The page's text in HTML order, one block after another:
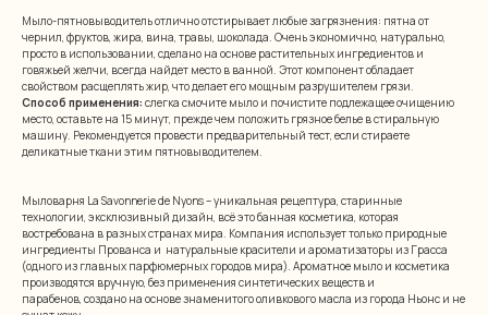
Мыло-пятновыводитель отлично отстирывает любые загрязнения: пятна от
чернил, фруктов, жира, вина, травы, шоколада. Очень экономично, натурально,
просто в использовании, сделано на основе растительных ингредиентов и
говяжьей желчи, всегда найдет место в ванной. Этот компонент обладает
свойством расщеплять жир, что делает его мощным разрушителем грязи.
Способ применения: слегка смочите мыло и почистите подлежащее очищению
место, оставьте на 15 минут, прежде чем положить грязное белье в стиральную
машину. Рекомендуется провести предварительный тест, если стираете
деликатные ткани этим пятновыводителем.
Мыловарня La Savonnerie de Nyons – уникальная рецептура, старинные
технологии, эксклюзивный дизайн, всё это банная косметика, которая
востребована в разных странах мира. Компания использует только природные
ингредиенты Прованса и натуральные красители и ароматизаторы из Грасса
(одного из главных парфюмерных городов мира). Ароматное мыло и косметика
производятся вручную, без применения синтетических веществ и
парабенов, создано на основе знаменитого оливкового масла из города Ньонс и не